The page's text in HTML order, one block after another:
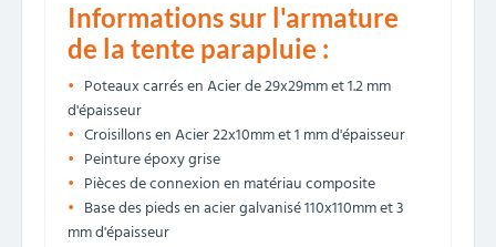
Informations sur l'armature
de la tente parapluie :
Poteaux carrés en Acier de 29x29mm et 1.2 mm
d'épaisseur
Croisillons en Acier 22x10mm et 1 mm d'épaisseur
Peinture époxy grise
Pièces de connexion en matériau composite
Base des pieds en acier galvanisé 110x110mm et 3
mm d'épaisseur